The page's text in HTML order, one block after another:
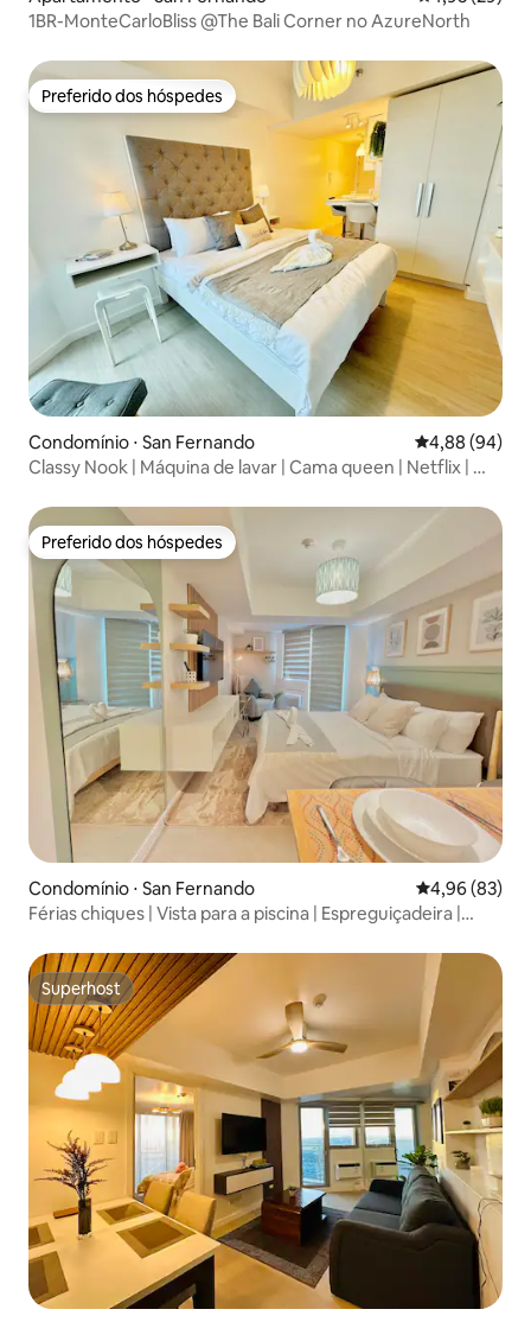
1BR-MonteCarloBliss @The Bali Corner no AzureNorth
Preferido dos hóspedes
Preferido dos hóspedes
Condomínio ⋅ San Fernando 4,88 de uma
4,88 (94)
Classy Nook | Máquina de lavar | Cama queen | Netflix | Wi-
Preferido dos hóspedes
Preferido dos hóspedes
Condomínio ⋅ San Fernando 4,96 de uma
4,96 (83)
Férias chiques | Vista para a piscina | Espreguiçadeira |
Superhost
Superhost